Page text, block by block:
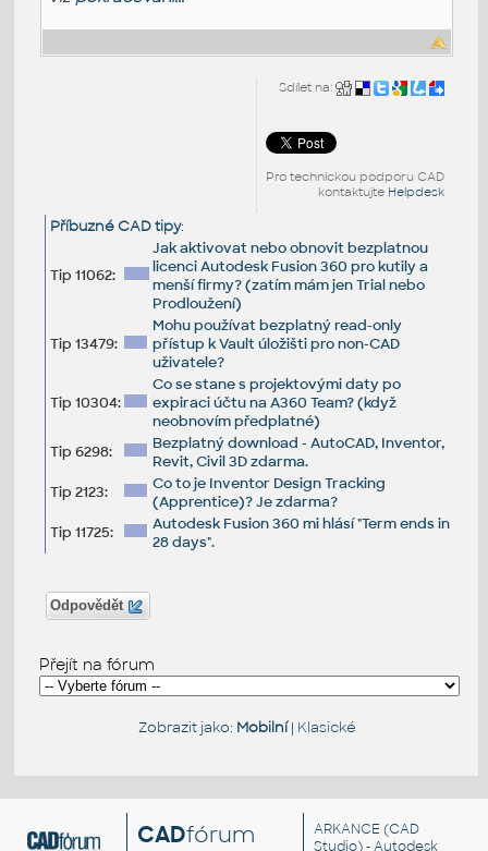
Sdílet na:
Pro technickou podporu CAD
kontaktujte Helpdesk
Příbuzné CAD tipy:
Tip 11062:
Jak aktivovat nebo obnovit bezplatnou
licenci Autodesk Fusion 360 pro kutily a
menší firmy? (zatím mám jen Trial nebo
Prodloužení)
Tip 13479:
Mohu používat bezplatný read-only
přístup k Vault úložišti pro non-CAD
uživatele?
Tip 10304:
Co se stane s projektovými daty po
expiraci účtu na A360 Team? (když
neobnovím předplatné)
Tip 6298:
Bezplatný download - AutoCAD, Inventor,
Revit, Civil 3D zdarma.
Tip 2123:
Co to je Inventor Design Tracking
(Apprentice)? Je zdarma?
Tip 11725:
Autodesk Fusion 360 mi hlásí "Term ends in
28 days".
Odpovědět
Přejít na fórum
Zobrazit jako: Mobilní| Klasické
CADfórum ARKANCE (CAD
Studio) - Autodesk